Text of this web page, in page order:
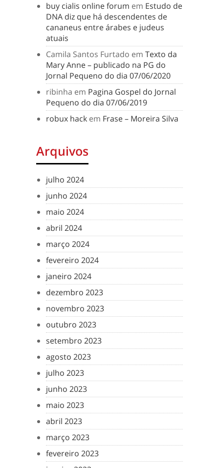
buy cialis online forum em Estudo de
DNA diz que há descendentes de
cananeus entre árabes e judeus
atuais
Camila Santos Furtado em Texto da
Mary Anne – publicado na PG do
Jornal Pequeno do dia 07/06/2020
ribinha em Pagina Gospel do Jornal
Pequeno do dia 07/06/2019
robux hack em Frase – Moreira Silva
Arquivos
julho 2024
junho 2024
maio 2024
abril 2024
março 2024
fevereiro 2024
janeiro 2024
dezembro 2023
novembro 2023
outubro 2023
setembro 2023
agosto 2023
julho 2023
junho 2023
maio 2023
abril 2023
março 2023
fevereiro 2023